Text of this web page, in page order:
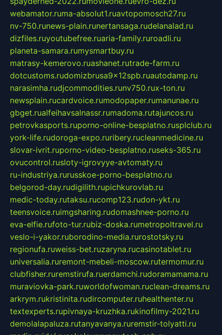
webamator.ruma-absolut1.ruavtopomosch27.ru
nv-750.runews-plain.runertansaga.rudelanalad.ru
dizfiles.ruyoutubefree.ruaria-family.ruroadli.ru
planeta-samara.rumysmartbuy.ru
matrasy-kemerovo.ruashanet.rutrade-farm.ru
dotcustoms.rudomizbrusa9x12spb.ruautodamp.ru
narasimha.rudjcommodities.runv750.rux-ton.ru
newsplain.rucardvoice.rumodopaper.rumanunae.ru
gbget.rualfeihavsalnassr.rumadoma.rutajuncos.ru
petrovkasports.ruporno-online-besplatno.rusplclub.ru
york-life.rudoroga-expo.ruribery.rucleanmedicine.ru
slovar-ivrit.ruporno-video-besplatno.ruseks-365.ru
ovucontrol.rusloty-igrovyye-avtomaty.ru
ru-industriya.rurusskoe-porno-besplatno.ru
belgorod-day.rudigilith.rupichkurovlab.ru
medic-today.rutaksu.rucomp123.rudon-ykt.ru
teensvoice.ruimgsharing.rudomashnee-porno.ru
eva-elfie.rufoto-tur.rubiz-doska.rumetropoltravel.ru
veslo-i-yakor.ruborodino-media.rurostotsky.ru
regionufa.ruweiss-bet.ruzaryna.rucasinotablet.ru
universalia.ruremont-mebeli-moscow.rutermomur.ru
clubfisher.ruremstirufa.ruerdamchi.rudoramamama.ru
muraviovka-park.ruworldofwoman.ruclean-dreams.ru
arkrym.rukristinita.rudircomputer.ruhealthenter.ru
textexperts.rupivnaya-kruzhka.rukinofilmy-2021.ru
demolalapaluza.rutanyavanya.ruremstir-tolyatti.ru